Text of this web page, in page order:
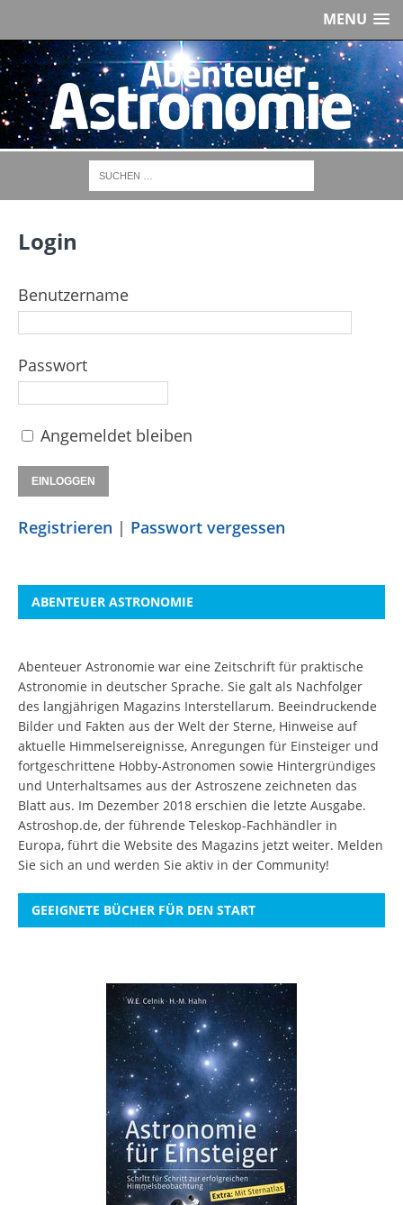
MENU
Login
Benutzername
Passwort
Angemeldet bleiben
Registrieren | Passwort vergessen
ABENTEUER ASTRONOMIE
Abenteuer Astronomie war eine Zeitschrift für praktische
Astronomie in deutscher Sprache. Sie galt als Nachfolger
des langjährigen Magazins Interstellarum. Beeindruckende
Bilder und Fakten aus der Welt der Sterne, Hinweise auf
aktuelle Himmelsereignisse, Anregungen für Einsteiger und
fortgeschrittene Hobby-Astronomen sowie Hintergründiges
und Unterhaltsames aus der Astroszene zeichneten das
Blatt aus. Im Dezember 2018 erschien die letzte Ausgabe.
Astroshop.de, der führende Teleskop-Fachhändler in
Europa, führt die Website des Magazins jetzt weiter. Melden
Sie sich an und werden Sie aktiv in der Community!
GEEIGNETE BÜCHER FÜR DEN START